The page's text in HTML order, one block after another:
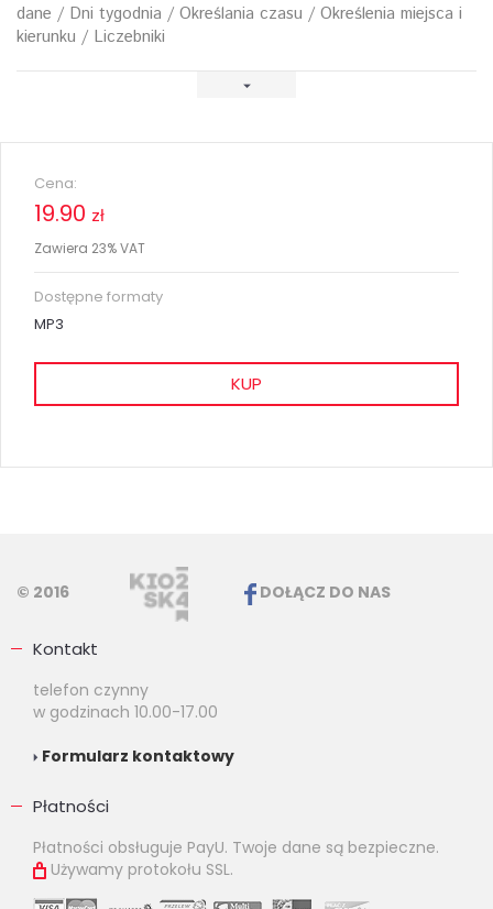
dane / Dni tygodnia / Określania czasu / Określenia miejsca i
kierunku / Liczebniki
Cena:
19.90 zł
Zawiera 23% VAT
Dostępne formaty
MP3
KUP
© 2016 DOŁĄCZ DO NAS
Kontakt
telefon czynny
w godzinach 10.00-17.00
Formularz kontaktowy
Płatności
Płatności obsługuje PayU. Twoje dane są bezpieczne.
Używamy protokołu SSL.